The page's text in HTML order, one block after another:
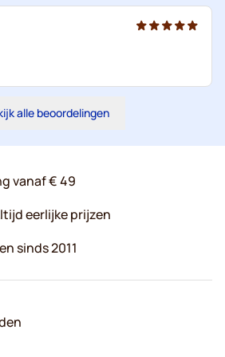
alle beoordelingen
vanaf € 49
eerlijke prijzen
sinds 2011